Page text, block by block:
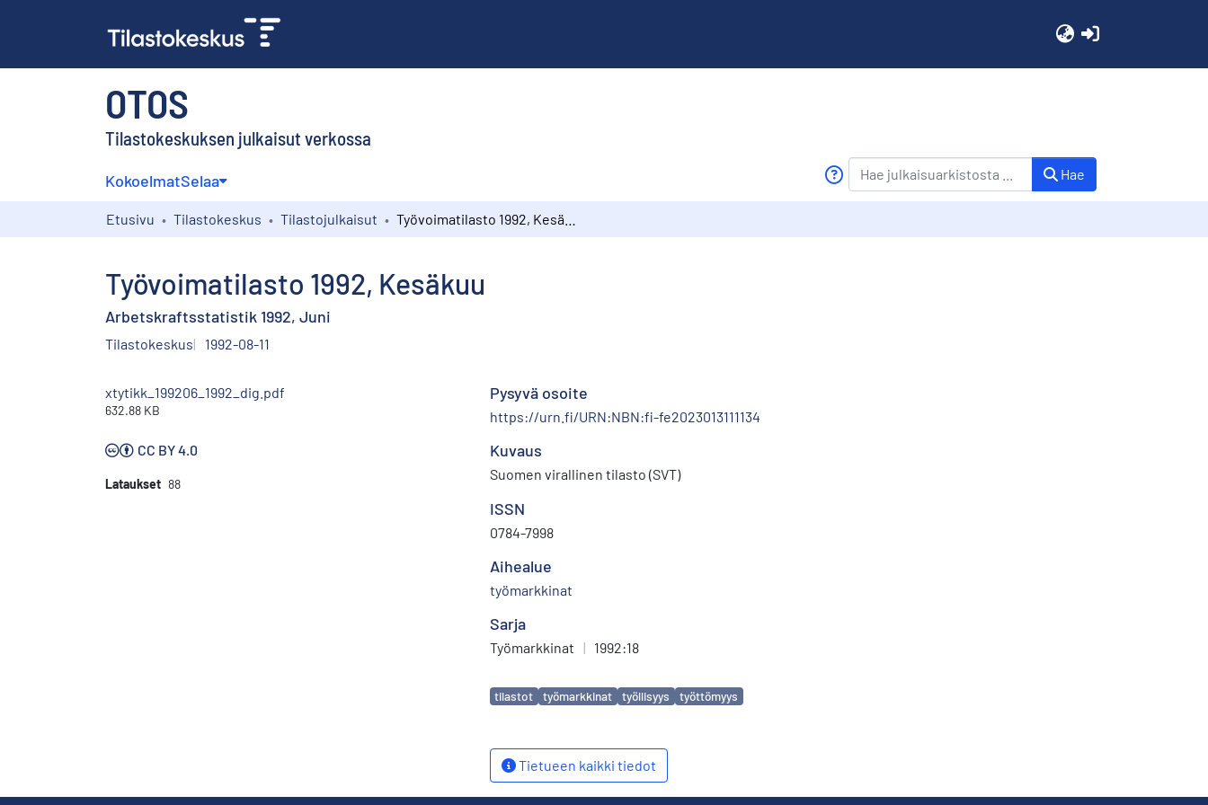
OTOS
Tilastokeskuksen julkaisut verkossa
KokoelmatSelaa Hae
Etusivu Tilastokeskus Tilastojulkaisut
Työvoimatilasto 1992, Kesäkuu
Arbetskraftsstatistik 1992, Juni
Tilastokeskus 1992-08-11
xtytikk_199206_1992_dig.pdf
632.88 KB
CC BY 4.0
Lataukset 88
Pysyvä osoite
https://urn.fi/URN:NBN:fi-fe2023013111134
Kuvaus
Suomen virallinen tilasto (SVT)
ISSN
0784-7998
Aihealue
työmarkkinat
Sarja
Työmarkkinat | 1992:18
Avainsanat
tilastot työmarkkinat työllisyys työttömyys
Tietueen kaikki tiedot